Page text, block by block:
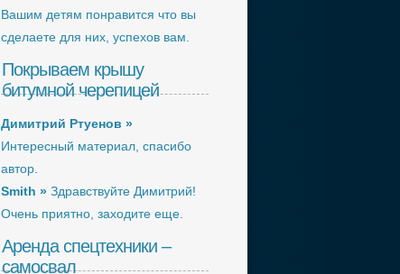
Вашим детям понравится что вы
сделаете для них, успехов вам.
Покрываем крышу
битумной черепицей
Димитрий Ртуенов »
Интересный материал, спасибо
автор.
Smith » Здравствуйте Димитрий!
Очень приятно, заходите еще.
Аренда спецтехники –
самосвал